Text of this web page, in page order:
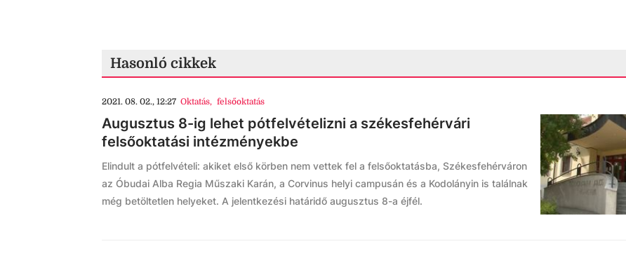
Hasonló cikkek
2021. 08. 02., 12:27 Oktatás, felsőoktatás
Augusztus 8-ig lehet pótfelvételizni a székesfehérvári
felsőoktatási intézményekbe
Elindult a pótfelvételi: akiket első körben nem vettek fel a felsőoktatásba, Székesfehérváron
az Óbudai Alba Regia Műszaki Karán, a Corvinus helyi campusán és a Kodolányin is találnak
még betöltetlen helyeket. A jelentkezési határidő augusztus 8-a éjfél.